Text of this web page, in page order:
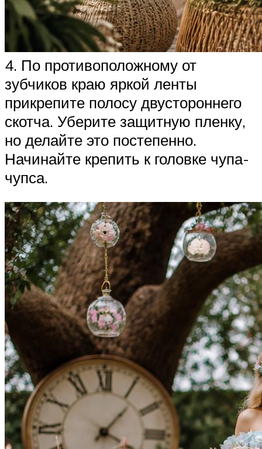
4. По противоположному от
зубчиков краю яркой ленты
прикрепите полосу двустороннего
скотча. Уберите защитную пленку,
но делайте это постепенно.
Начинайте крепить к головке чупа-
чупса.